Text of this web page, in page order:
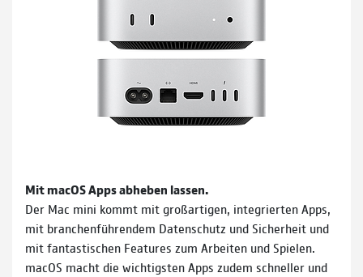
Mit macOS Apps abheben lassen.
Der Mac mini kommt mit groß­artigen, inte­grierten Apps,
mit branchen­führendem Daten­schutz und Sicher­heit und
mit fan­tas­tischen Features zum Arbeiten und Spielen.
macOS macht die wichtigsten Apps zudem schneller und